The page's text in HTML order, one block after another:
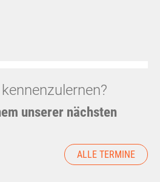
unserer nächsten
ALLE TERMINE